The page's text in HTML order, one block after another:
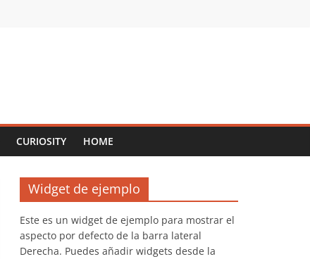
CURIOSITY HOME
Widget de ejemplo
Este es un widget de ejemplo para mostrar el
aspecto por defecto de la barra lateral
Derecha. Puedes añadir widgets desde la